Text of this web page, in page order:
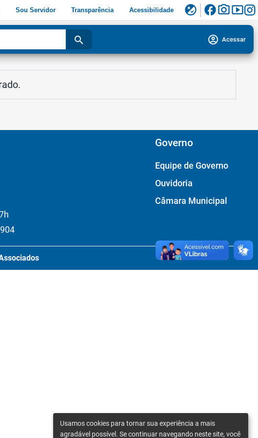
Sou Servidor Transparência Acessibilidade flaky facebookphoto_camerasmart_display
search account_circle Acessar
Governo
Equipe de Governo
Ouvidoria
Câmara Municipal
Usamos cookies para tornar sua experiência a mais
agradável possível. Se continuar navegando neste site, você